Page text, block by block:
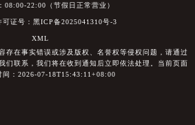
08:00-22:00（节假日正常营业）
证号：黑ICP备2025041310号-3
XML
存在事实错误或涉及版权、名誉权等侵权问题，请通过
们联系，我们将在收到通知后立即依法处理。当前页面
间：2026-07-18T15:43:11+08:00